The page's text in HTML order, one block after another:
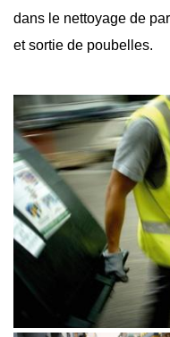
dans le nettoyage de
etsortie de poubelles.